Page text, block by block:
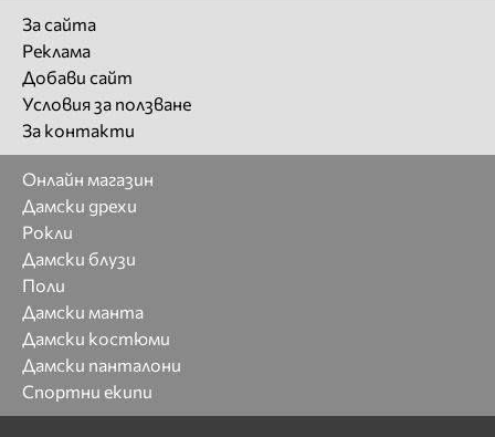
За сайта
Реклама
Добави сайт
Условия за ползване
За контакти
Онлайн магазин
Дамски дрехи
Рокли
Дамски блузи
Поли
Дамски манта
Дамски костюми
Дамски панталони
Спортни екипи